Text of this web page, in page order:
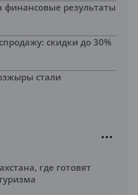
финансовые результаты
скидки до 30%
стали
где готовят